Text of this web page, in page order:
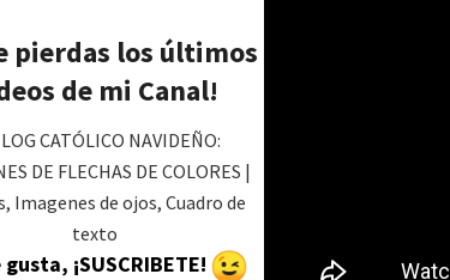
pierdas los últimos
de mi Canal!
¡SUSCRIBETE!